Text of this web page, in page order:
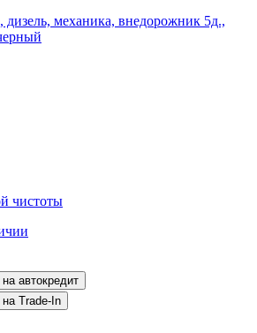
дизель, механика, внедорожник 5д.,
чистоты
на автокредит
на Trade-In